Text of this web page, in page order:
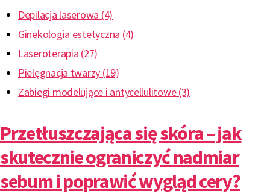
Depilacja laserowa (4)
Ginekologia estetyczna (4)
Laseroterapia (27)
Pielęgnacja twarzy (19)
Zabiegi modelujące i antycellulitowe (3)
Przetłuszczająca się skóra – jak
skutecznie ograniczyć nadmiar
sebum i poprawić wygląd cery?